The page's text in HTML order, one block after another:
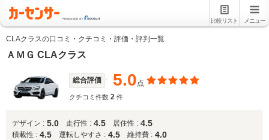
比較リスト メニュー
CLAクラスの口コミ・クチコミ・評価・評判一覧
ＡＭＧ CLAクラス
総合評価 5.0点
クチコミ件数 2 件
デザイン : 5.0 走行性 : 4.5 居住性 : 4.5
積載性 : 4.5 運転しやすさ : 4.5 維持費 : 4.0